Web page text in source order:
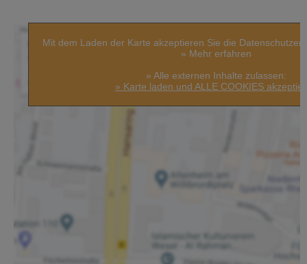
Mit dem Laden der Karte akzeptieren Sie die
» Mehr erfahren
» Alle externen Inhalte zulassen:
» Karte laden und ALLE COOKIES